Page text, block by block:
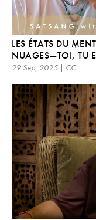
LES ÉTATS DU
NUAGES—TOI, TU
29 Sep, 2025 | CC